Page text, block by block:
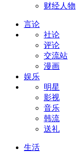
财经人物
言论
社论
评论
交流站
漫画
娱乐
明星
影视
音乐
韩流
送礼
生活